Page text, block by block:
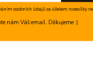
osobních údajůza účelem rozesílky
nám Váš email. Děkujeme :)